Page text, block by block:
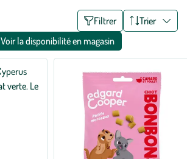
Filtrer
Trier
Voir la disponibilité en magasin